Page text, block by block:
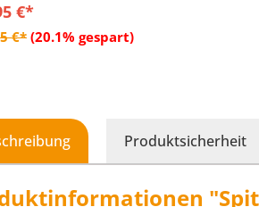
€*
€*(20.1% gespart)
In den Warenkorb
Produktsicherheit